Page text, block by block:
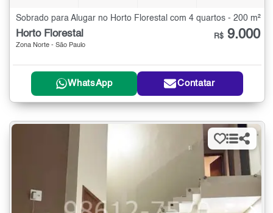
Sobrado para Alugar no Horto Florestal com 4 quartos - 200 m²
Horto Florestal
Zona Norte - São Paulo
R$ 9.000
WhatsApp Contatar